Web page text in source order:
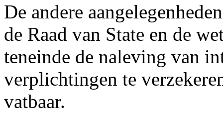
De andere
de Raad van State en de
teneinde de naleving van
verplichtingen te
vatbaar.